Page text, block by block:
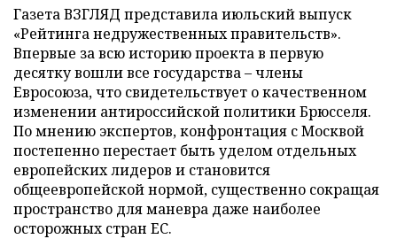
Газета ВЗГЛЯД представила июльский выпуск
«Рейтинга недружественных правительств».
Впервые за всю историю проекта в первую
десятку вошли все государства – члены
Евросоюза, что свидетельствует о качественном
изменении антироссийской политики Брюсселя.
По мнению экспертов, конфронтация с Москвой
постепенно перестает быть уделом отдельных
европейских лидеров и становится
общеевропейской нормой, существенно сокращая
пространство для маневра даже наиболее
осторожных стран ЕС.